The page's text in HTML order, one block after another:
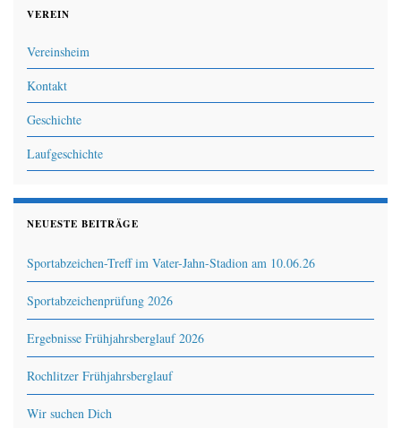
VEREIN
Vereinsheim
Kontakt
Geschichte
Laufgeschichte
NEUESTE BEITRÄGE
Sportabzeichen-Treff im Vater-Jahn-Stadion am 10.06.26
Sportabzeichenprüfung 2026
Ergebnisse Frühjahrsberglauf 2026
Rochlitzer Frühjahrsberglauf
Wir suchen Dich